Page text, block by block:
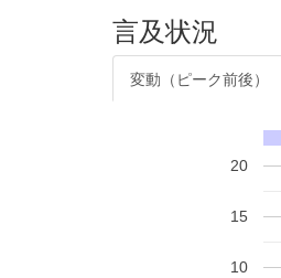
言及状況
変動（ピーク前後）
10
15
20